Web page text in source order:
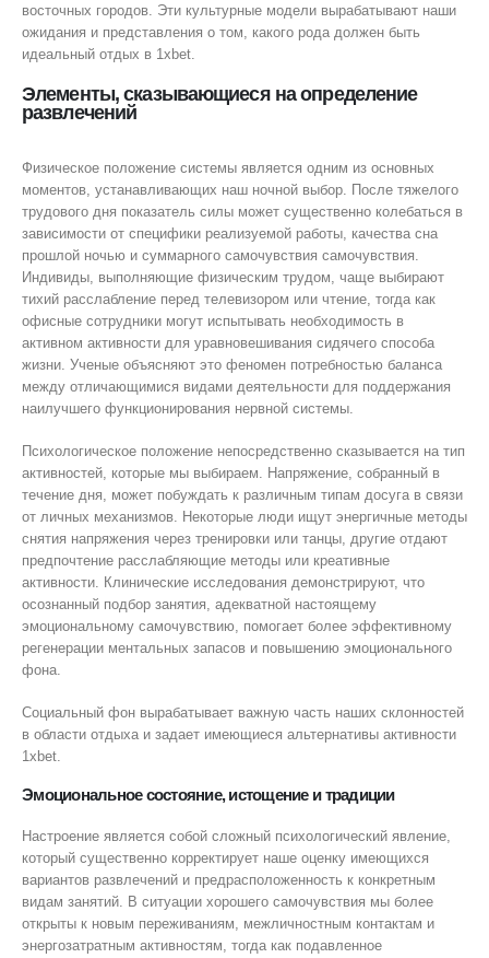
восточных городов. Эти культурные модели вырабатывают наши
ожидания и представления о том, какого рода должен быть
идеальный отдых в 1xbet.
Элементы, сказывающиеся на определение
развлечений
Физическое положение системы является одним из основных
моментов, устанавливающих наш ночной выбор. После тяжелого
трудового дня показатель силы может существенно колебаться в
зависимости от специфики реализуемой работы, качества сна
прошлой ночью и суммарного самочувствия самочувствия.
Индивиды, выполняющие физическим трудом, чаще выбирают
тихий расслабление перед телевизором или чтение, тогда как
офисные сотрудники могут испытывать необходимость в
активном активности для уравновешивания сидячего способа
жизни. Ученые объясняют это феномен потребностью баланса
между отличающимися видами деятельности для поддержания
наилучшего функционирования нервной системы.
Психологическое положение непосредственно сказывается на тип
активностей, которые мы выбираем. Напряжение, собранный в
течение дня, может побуждать к различным типам досуга в связи
от личных механизмов. Некоторые люди ищут энергичные методы
снятия напряжения через тренировки или танцы, другие отдают
предпочтение расслабляющие методы или креативные
активности. Клинические исследования демонстрируют, что
осознанный подбор занятия, адекватной настоящему
эмоциональному самочувствию, помогает более эффективному
регенерации ментальных запасов и повышению эмоционального
фона.
Социальный фон вырабатывает важную часть наших склонностей
в области отдыха и задает имеющиеся альтернативы активности
1xbet.
Эмоциональное состояние, истощение и традиции
Настроение является собой сложный психологический явление,
который существенно корректирует наше оценку имеющихся
вариантов развлечений и предрасположенность к конкретным
видам занятий. В ситуации хорошего самочувствия мы более
открыты к новым переживаниям, межличностным контактам и
энергозатратным активностям, тогда как подавленное